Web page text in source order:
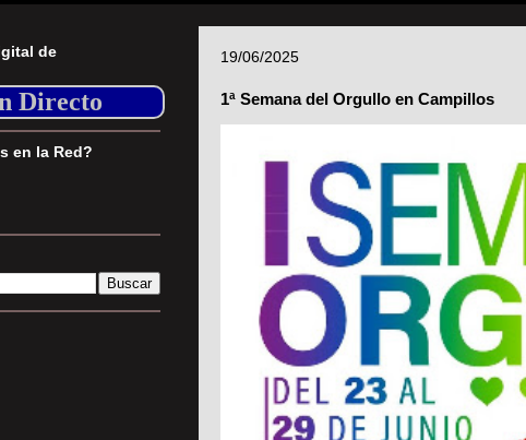
19/06/2025
1ª Semana del Orgullo en Campillos
de
Directo
en la Red?